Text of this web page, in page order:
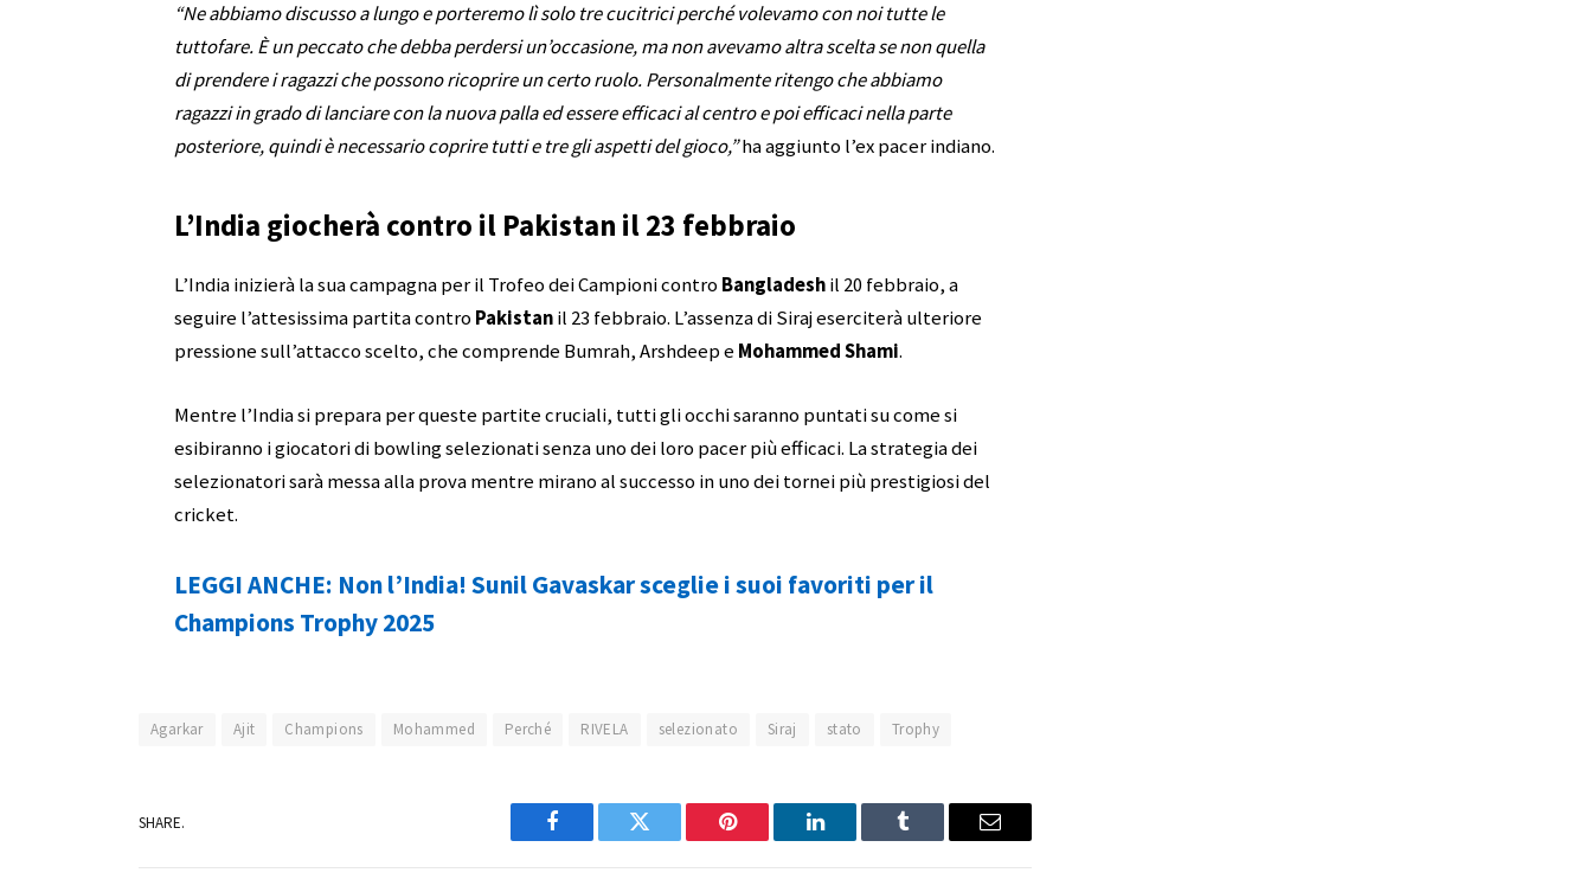
“Ne abbiamo discusso a lungo e porteremo lì solo tre cucitrici perché volevamo con noi tutte le
tuttofare. È un peccato che debba perdersi un’occasione, ma non avevamo altra scelta se non quella
di prendere i ragazzi che possono ricoprire un certo ruolo. Personalmente ritengo che abbiamo
ragazzi in grado di lanciare con la nuova palla ed essere efficaci al centro e poi efficaci nella parte
posteriore, quindi è necessario coprire tutti e tre gli aspetti del gioco,”ha aggiunto l’ex pacer indiano.
L’India giocherà contro il Pakistan il 23 febbraio
L’India inizierà la sua campagna per il Trofeo dei Campioni contro Bangladeshil 20 febbraio, a
seguire l’attesissima partita contro Pakistanil 23 febbraio. L’assenza di Siraj eserciterà ulteriore
pressione sull’attacco scelto, che comprende Bumrah, Arshdeep e Mohammed Shami.
Mentre l’India si prepara per queste partite cruciali, tutti gli occhi saranno puntati su come si
esibiranno i giocatori di bowling selezionati senza uno dei loro pacer più efficaci. La strategia dei
selezionatori sarà messa alla prova mentre mirano al successo in uno dei tornei più prestigiosi del
cricket.
LEGGI ANCHE: Non l’India! Sunil Gavaskar sceglie i suoi favoriti per il
Champions Trophy 2025
Agarkar Ajit Champions Mohammed Perché RIVELA selezionato Siraj stato Trophy
SHARE.
Facebook Twitter Pinterest LinkedIn Tumblr Email